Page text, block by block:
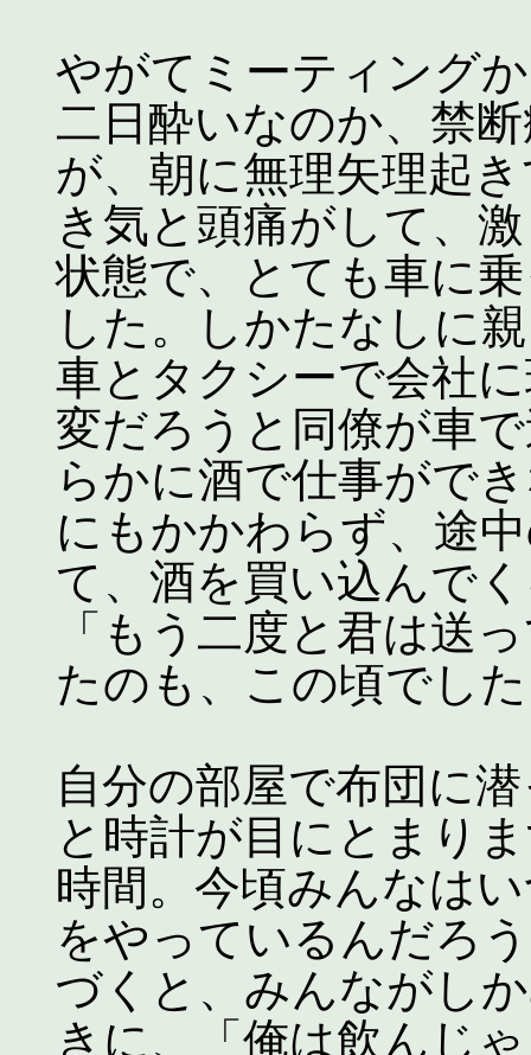
やがてミーティング
二日酔いなのか、禁
が、朝に無理矢理起
き気と頭痛がして、
状態で、とても車に
した。しかたなしに
車とタクシーで会社
変だろうと同僚が車
らかに酒で仕事がで
にもかかわらず、途
て、酒を買い込んで
「もう二度と君は送
たのも、この頃でし
自分の部屋で布団に
と時計が目にとまり
時間。今頃みんなは
をやっているんだろ
づくと、みんながし
きに、「俺は飲んじ